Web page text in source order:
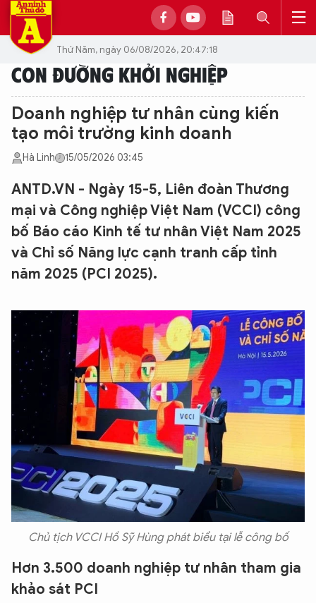
Thứ Năm, ngày 06/08/2026, 20:47:18
CON ĐƯỜNG KHỞI NGHIỆP
Doanh nghiệp tư nhân cùng kiến
tạo môi trường kinh doanh
Hà Linh 15/05/2026 03:45
ANTD.VN - Ngày 15-5, Liên đoàn Thương
mại và Công nghiệp Việt Nam (VCCI) công
bố Báo cáo Kinh tế tư nhân Việt Nam 2025
và Chỉ số Năng lực cạnh tranh cấp tỉnh
năm 2025 (PCI 2025).
Chủ tịch VCCI Hồ Sỹ Hùng phát biểu tại lễ công bố
Hơn 3.500 doanh nghiệp tư nhân tham gia
khảo sát PCI